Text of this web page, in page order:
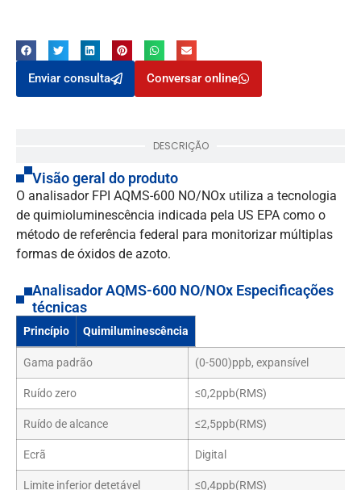
Enviar consulta Conversar online
DESCRIÇÃO
Visão geral do produto
O analisador FPI AQMS-600 NO/NOx utiliza a tecnologia
de quimioluminescência indicada pela US EPA como o
método de referência federal para monitorizar múltiplas
formas de óxidos de azoto.
Analisador AQMS-600 NO/NOx Especificações
técnicas
Princípio Quimiluminescência
Gama padrão (0-500)ppb, expansível
Ruído zero ≤0,2ppb(RMS)
Ruído de alcance ≤2,5ppb(RMS)
Ecrã Digital
Limite inferior detetável ≤0,4ppb(RMS)